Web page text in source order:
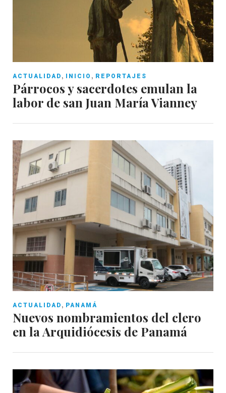
ACTUALIDAD , INICIO , REPORTAJES
Párrocos y sacerdotes emulan la
labor de san Juan María Vianney
ACTUALIDAD , PANAMÁ
Nuevos nombramientos del clero
en la Arquidiócesis de Panamá